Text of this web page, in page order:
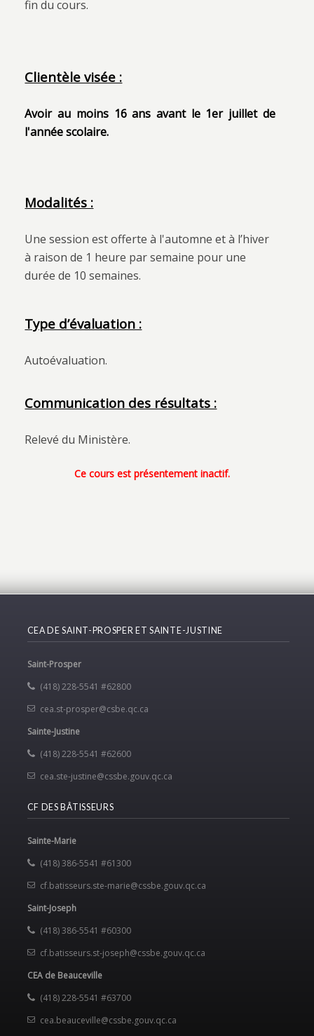
fin du cours.
Clientèle visée :
Avoir au moins 16 ans avant le 1er juillet de
l'année scolaire.
Modalités :
Une session est offerte à l'automne et à l’hiver
à raison de 1 heure par semaine pour une
durée de 10 semaines.
Type d’évaluation :
Autoévaluation.
Communication des résultats :
Relevé du Ministère.
Ce cours est présentement inactif.
CEA DE SAINT-PROSPER ET SAINTE-JUSTINE
Saint-Prosper
(418) 228-5541 #62800
cea.st-prosper@csbe.qc.ca
Sainte-Justine
(418) 228-5541 #62600
cea.ste-justine@cssbe.gouv.qc.ca
CF DES BÂTISSEURS
Sainte-Marie
(418) 386-5541 #61300
cf.batisseurs.ste-marie@cssbe.gouv.qc.ca
Saint-Joseph
(418) 386-5541 #60300
cf.batisseurs.st-joseph@cssbe.gouv.qc.ca
CEA de Beauceville
(418) 228-5541 #63700
cea.beauceville@cssbe.gouv.qc.ca